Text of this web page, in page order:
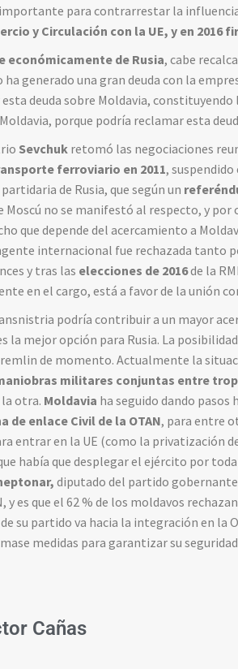
para contrarrestar la
y Circulación con la UE, y en 2016
económicamente de Rusia, cabe
generado una gran deuda con la
deuda sobre Moldavia, constituyendo
porque podría reclamar esta
Sevchuk retomó las negociaciones
ferroviario en 2011, suspendido
de Rusia, que según un
Moscú no se manifestó al respecto, y por
que depende del acercamiento a
internacional fue rechazada tanto
y tras las elecciones de 2016de la
en el cargo, está a favor de la unión
podría contribuir a un mayor
la mejor opción para Rusia. La
de momento. Actualmente la
militares conjuntas entre
otra. Moldavia ha seguido dando pasos
de enlace Civil de la OTAN, para entre
entrar en la UE (como la privatización
había que desplegar el ejército por
diputado del partido gobernante
y es que el 62 % de los moldavos
su partido va hacia la integración en la
medidas para garantizar su
Cañas